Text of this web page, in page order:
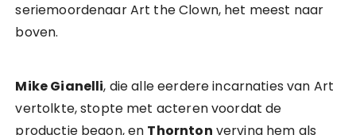
seriemoordenaar Art the Clown, het meest naar
boven.
Mike Gianelli, die alle eerdere incarnaties van Art
vertolkte, stopte met acteren voordat de
productie begon, en Thornton verving hem als